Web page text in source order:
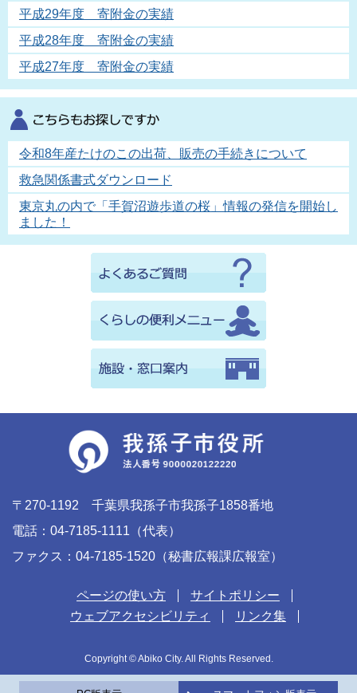
平成29年度 寄附金の実績
平成28年度 寄附金の実績
平成27年度 寄附金の実績
令和8年産たけのこの出荷、販売の手続きについて
救急関係書式ダウンロード
東京丸の内で「手賀沼遊歩道の桜」情報の発信を開始し
ました！
〒270-1192 千葉県我孫子市我孫子1858番地
電話：04-7185-1111（代表）
ファクス：04-7185-1520（秘書広報課広報室）
ページの使い方
サイトポリシー
ウェブアクセシビリティ
リンク集
Copyright © Abiko City. All Rights Reserved.